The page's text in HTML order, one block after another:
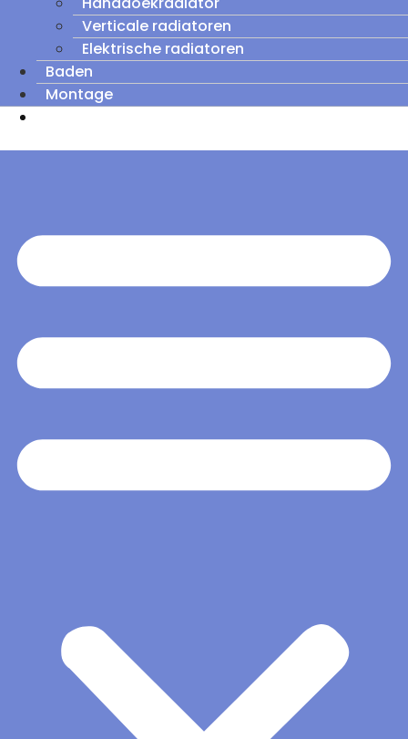
Verticale radiatoren
Elektrische radiatoren
Baden
Montage